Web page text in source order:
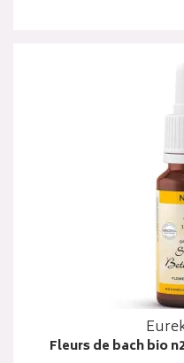
Fleurs de bach bio